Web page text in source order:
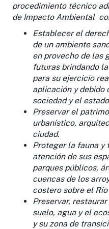
procedimiento técnico
de Impacto Ambiental
Establecer el
de un ambiente
en provecho de las
futuras brindando
para su ejercicio
aplicación y debido
sociedad y el
Preservar el
urbanístico,
ciudad.
Proteger la fauna y
atención de sus
parques públicos,
cuencas de los
costero sobre el
Preservar,
suelo, agua y el
y su zona de